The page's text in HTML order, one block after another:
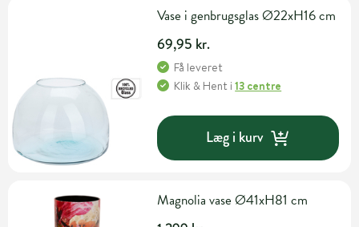
Vase i genbrugsglas Ø22xH16 cm
69,95 kr.
Få leveret
Klik & Hent i13 centre
Læg i kurv
Magnolia vase Ø41xH81 cm